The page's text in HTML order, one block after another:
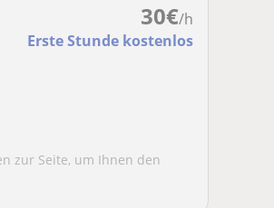
30€/h
Erste Stunde kostenlos
zur Seite, um Ihnen den